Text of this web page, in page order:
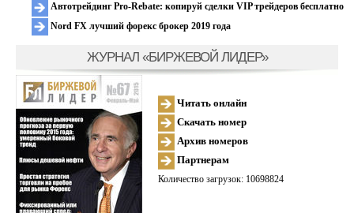
Автотрейдинг Pro-Rebate: копируй сделки VIP трейдеров бесплатно
Nord FX лучший форекс брокер 2019 года
ЖУРНАЛ «БИРЖЕВОЙ ЛИДЕР»
Читать онлайн
Скачать номер
Архив номеров
Партнерам
Количество загрузок: 10698824